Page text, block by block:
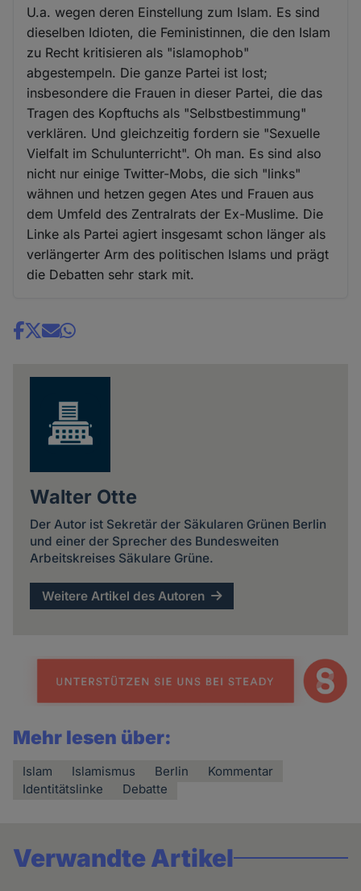
U.a. wegen deren Einstellung zum Islam. Es sind
dieselben Idioten, die Feministinnen, die den Islam
zu Recht kritisieren als "islamophob"
abgestempeln. Die ganze Partei ist lost;
insbesondere die Frauen in dieser Partei, die das
Tragen des Kopftuchs als "Selbstbestimmung"
verklären. Und gleichzeitig fordern sie "Sexuelle
Vielfalt im Schulunterricht". Oh man. Es sind also
nicht nur einige Twitter-Mobs, die sich "links"
wähnen und hetzen gegen Ates und Frauen aus
dem Umfeld des Zentralrats der Ex-Muslime. Die
Linke als Partei agiert insgesamt schon länger als
verlängerter Arm des politischen Islams und prägt
die Debatten sehr stark mit.
Share
Walter Otte
Der Autor ist Sekretär der Säkularen Grünen Berlin
und einer der Sprecher des Bundesweiten
Arbeitskreises Säkulare Grüne.
Weitere Artikel des Autoren
Mehr lesen über:
Islam Islamismus Berlin
Kommentar
Identitätslinke
Debatte
Verwandte Artikel